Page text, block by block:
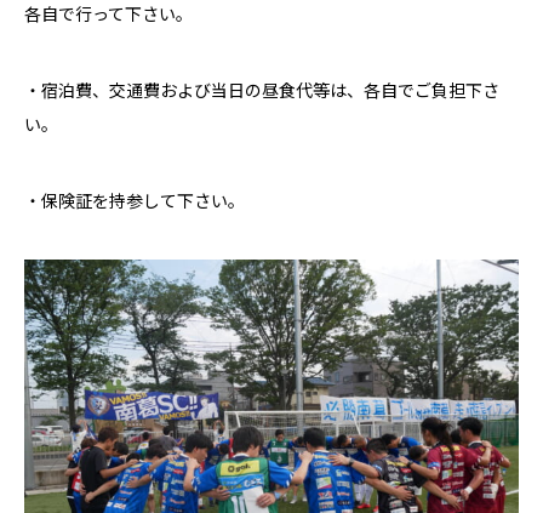
各自で行って下さい。
・宿泊費、交通費および当日の昼食代等は、各自でご負担下さ
い。
・保険証を持参して下さい。